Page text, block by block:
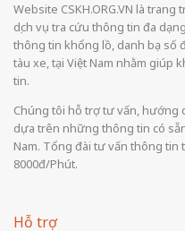
Website CSKH.ORG.VN là
dịch vụ tra cứu thông tin đa
thông tin khổng lồ, danh bạ số
tàu xe, tại Việt Nam nhằm giúp
tin.
Chúng tôi hỗ trợ tư vấn, hướng
dựa trên những thông tin có
Nam. Tổng đài tư vấn thông tin
8000đ/Phút.
Hỗ trợ